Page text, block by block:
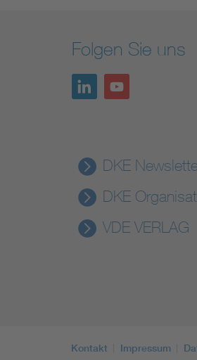
Folgen Sie uns
DKE
DKE
VDE VERLAG
Kontakt Impressum